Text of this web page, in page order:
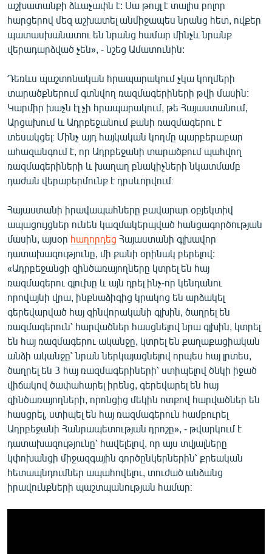
աշխատանքի ձևաչափն է: Սա թույլ է տալիս բոլոր
հարցերով մեզ աշխատել անմիջապես նրանց հետ, ովքեր
պատասխանատու են նրանց համար մինչև նրանք
վերադարձված չեն», - նշեց Ամատունին:
Դեռևս պաշտոնական հրապարակում չկա կողմերի
տարածքներում գտնվող ռազմագերիների թվի մասին։
Կարմիր խաչն էլ չի հրապարակում, թե Հայաստանում,
Արցախում և Ադրբեջանում քանի ռազմագերու է
տեսակցել։ Մինչ այդ հայկական կողմը պարբերաբար
ահազանգում է, որ Ադրբեջանի տարածքում պահվող
ռազմագերիների և խաղաղ բնակիչների նկատմամբ
դաժան վերաբերմունք է դրսևորվում։
Հայաստանի իրավապահները բավարար օբյեկտիվ
ապացույցներ ունեն կազմակերպված հանցագործության
մասին, այսօր հաղորդեց Հայաստանի գլխավոր
դատախազությունը, մի քանի օրինակ բերելով:
«Ադրբեջանցի զինծառայողները կտրել են հայ
ռազմագերու գլուխը և այն դրել ինչ-որ կենդանու
որովայնի վրա, ինքնաձիգից կրակոց են արձակել
գերեվարված հայ զինվորականի գլխին, ծաղրել են
ռազմագերուն՝ հարվածներ հասցնելով նրա գլխին, կտրել
են հայ ռազմագերու ականջը, կտրել են քաղաքացիական
անձի ականջը՝ նրան ներկայացնելով որպես հայ լրտես,
ծաղրել են 3 հայ ռազմագերիների՝ ստիպելով ծնկի իջած
վիճակով ծափահարել իրենց, գերեվարել են հայ
զինծառայողների, որոնցից մեկին ոտքով հարվածներ են
հասցրել, ստիպել են հայ ռազմագերուն համբուրել
Ադրբեջանի Հանրապետության դրոշը», - թվարկում է
դատախազությունը՝ հավելելով, որ այս տվյալները
կփոխանցի միջազգային գործընկերներին՝ քրեական
հետապնդումներ ապահովելու, տուժած անձանց
իրավունքների պաշտպանության համար։